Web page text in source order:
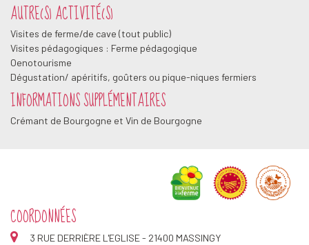
AUTRE(S) ACTIVITÉ(S)
Visites de ferme/de cave (tout public)
Visites pédagogiques : Ferme pédagogique
Oenotourisme
Dégustation/ apéritifs, goûters ou pique-niques fermiers
INFORMATIONS SUPPLÉMENTAIRES
Crémant de Bourgogne et Vin de Bourgogne
COORDONNÉES
3 RUE DERRIÈRE L'EGLISE - 21400 MASSINGY